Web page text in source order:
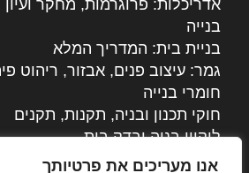
אנו מעריכים את פרטיותך
אדריכלות: פרוגרמות, מחקר ועיון
בנייה
בניית בית: המדריך המלא
גמר: עיצוב פנים, אבזור, ריהוט
חומרי בנייה
חוקי תכנון ובניה, תקנות, תקנים
ליקויי בניה ובדק בית
נדל"ן: זכויות, אגרות ועסקאות